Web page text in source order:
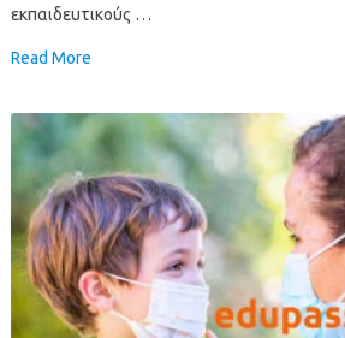
εκπαιδευτικούς …
Read More